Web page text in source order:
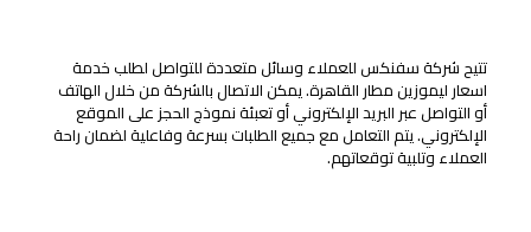
تتيح شركة سفنكس للعملاء وسائل متعددة للتواصل لطلب خدمة
اسعار ليموزين مطار القاهرة. يمكن الاتصال بالشركة من خلال الهاتف
أو التواصل عبر البريد الإلكتروني أو تعبئة نموذج الحجز على الموقع
الإلكتروني. يتم التعامل مع جميع الطلبات بسرعة وفاعلية لضمان راحة
العملاء وتلبية توقعاتهم.